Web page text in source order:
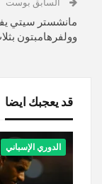
السابق بوست
مانشستر سيتي
وولفرهامبتون
قد يعجبك ايضا
الدوري الإسباني